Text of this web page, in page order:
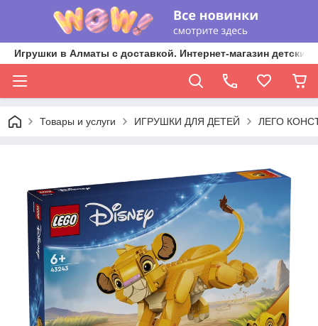
Игрушки в Алматы с доставкой. Интернет-магазин
Товары и услуги ИГРУШКИ ДЛЯ ДЕТЕЙ ЛЕГО